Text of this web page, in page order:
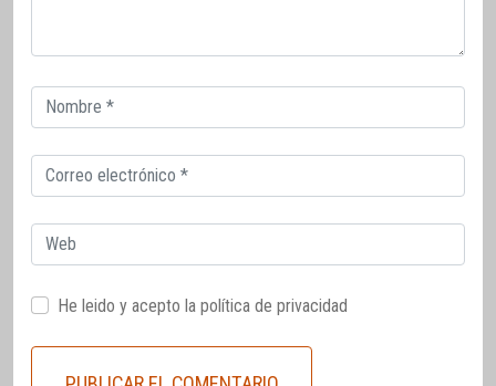
Correo
electrónico
Correo
electrónico
Web
He leido y acepto la política de privacidad